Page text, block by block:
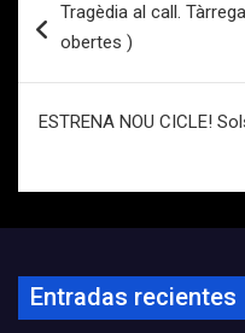
de
Tragèdia al call.
obertes )
ESTRENA NOU CICLE!
Entradas recientes